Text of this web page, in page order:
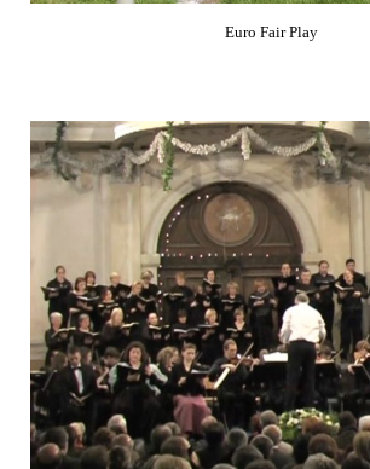
Euro Fair Play